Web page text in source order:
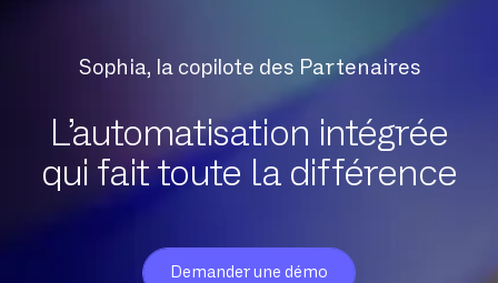
Sophia, la copilote des Partenaires
L’automatisation intégrée
qui fait toute la différence
Demander une démo